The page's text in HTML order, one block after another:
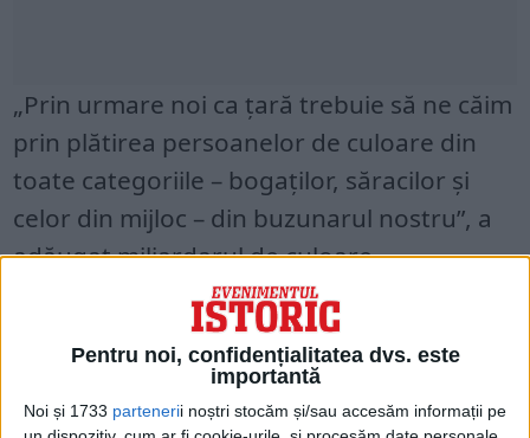
Pentru noi, confidențialitatea dvs. este
importantă
Noi și 1733 partenerii noștri stocăm și/sau accesăm informații pe
„Prin urmare noi ca țară trebuie să ne căim
prin plătirea persoanelor de culoare din
toate categoriile – bogaților, săracilor și
celor din mijloc – din buzunarul nostru”, a
adăugat miliardarul de culoare.
333.400 DE DOLARI PENTRU FIECARE
AFRO-AMERICAN
Potrivit ultimelor date ale Biroului de
Recensământ de la Washington, în SUA